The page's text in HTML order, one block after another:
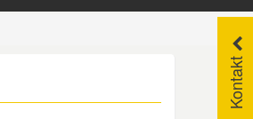
Kontakt